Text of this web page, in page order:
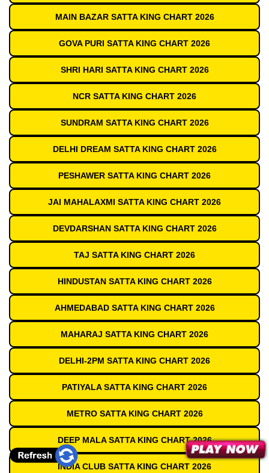
MAIN BAZAR SATTA KING CHART 2026
GOVA PURI SATTA KING CHART 2026
SHRI HARI SATTA KING CHART 2026
NCR SATTA KING CHART 2026
SUNDRAM SATTA KING CHART 2026
DELHI DREAM SATTA KING CHART 2026
PESHAWER SATTA KING CHART 2026
JAI MAHALAXMI SATTA KING CHART 2026
DEVDARSHAN SATTA KING CHART 2026
TAJ SATTA KING CHART 2026
HINDUSTAN SATTA KING CHART 2026
AHMEDABAD SATTA KING CHART 2026
MAHARAJ SATTA KING CHART 2026
DELHI-2PM SATTA KING CHART 2026
PATIYALA SATTA KING CHART 2026
METRO SATTA KING CHART 2026
DEEP MALA SATTA KING CHART 2026
INDIA CLUB SATTA KING CHART 2026